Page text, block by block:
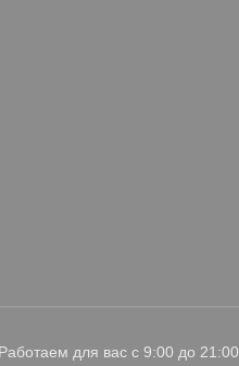
для вас с 9:00 до 21:00